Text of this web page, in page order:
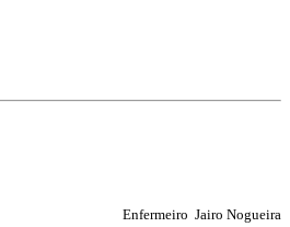
Enfermeiro Jairo Nogueira